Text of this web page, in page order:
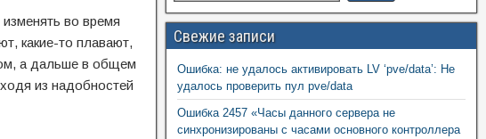
во время
какие-то плавают,
а дальше в общем
из надобностей
Свежие записи
Ошибка: не удалось активировать LV ‘pve/data’: Не
удалось проверить пул pve/data
Ошибка 2457 «Часы данного сервера не
синхронизированы с часами основного контроллера